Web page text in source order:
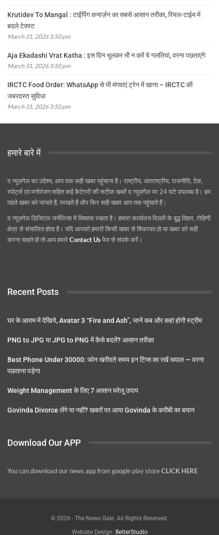
Krutidev To Mangal : टाईपिंग कन्वर्ज़न का सबसे आसान तरीका, रियल-टाईम में
बदले टेक्स्ट
March 31, 2026 3:50 pm
Aja Ekadashi Vrat Katha : इस दिन भूलकर भी न करें ये गलतियां, वरना पछताएंगे
March 31, 2026 3:50 pm
IRCTC Food Order: WhatsApp से भी मंगवाएं ट्रेन में खाना – IRCTC की
जबरदस्त सुविधा
March 31, 2026 3:50 pm
हमारे बारे में
द न्यूज़गेल का उद्देश्य, आप तक सही खबर पहुंचाना है। राष्ट्रीय, अंतराष्ट्रीय, राजनीति, टेक,
स्पोर्ट्स एवं मनोरंजन सहित कई कैटेगरी की सटीक खबरें द न्यूज़गेल पर 24 घंटे उपलब्ध है। हम
पहले खबर को जांचते हैं, परखते हैं और फिर सही खबर आप तक पहुंचाते हैं।
द न्यूज़गेल डिजिटल जर्नलिज्म़ में विश्वास रखता है। हमारा कार्यालय दिल्ली के बुद्ध विहार, रोहिणी
क्षेत्र से संचालित होता है। यदि आपको हमारी किसी खबर से शिकायत हो या खबर को सही
करना चाहते हो तो आप हमारेContact Usपेज से संपर्क करें।
Recent Posts
घर के आराम में देखिये, Avatar 3 “Fire and Ash”, जानें कब और कहां होगी स्ट्रीम
PNG to JPG या JPG to PNG में कैसे बदलें? आसान तरीका
Best Phone Under 30000: फोन खरीदते समय इन टिप्स का रखें ख्याल — वरना
पछताना पड़ेगा
Weight Management के लिए 7 आसान घरेलू उपाय
Govinda Divorce लेंगे या नहीं? खबरों पर आया Govinda के करीबी का बयान
Download Our APP
You can download our news app from google play storeCLICK HERE
© 2026 - The News Gale. All Rights Reserved.
Website Design: BetterStudio